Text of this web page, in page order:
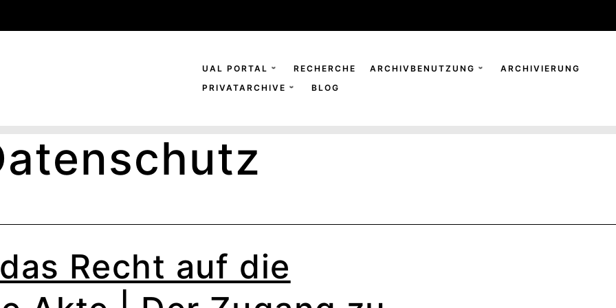
UAL PORTAL RECHERCHE ARCHIVBENUTZUNG
ARCHIVIERUNG
PRIVATARCHIVE
BLOG
Recht auf die